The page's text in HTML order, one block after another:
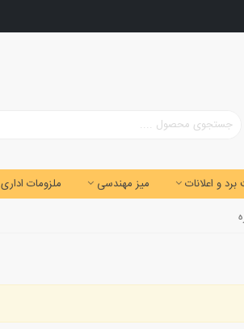
و اعلانات میز مهندسی ملزومات اداری